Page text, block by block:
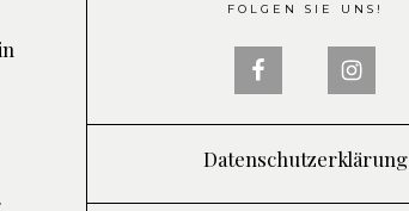
FOLGEN SIE UNS!
Datenschutzerklärung